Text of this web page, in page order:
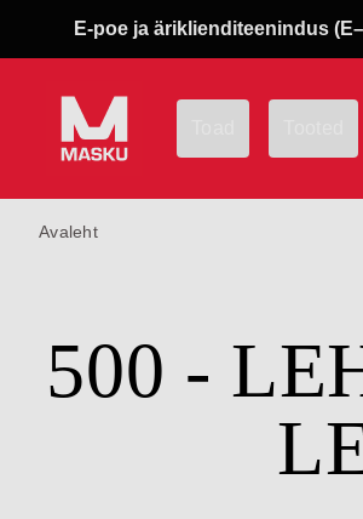
E-poe ja äriklienditeenindus
Avaleht
500 -